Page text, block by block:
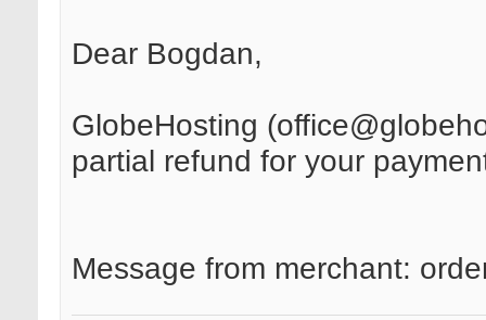
Dear Bogdan,
GlobeHosting
partial refund for your
Message from merchant: